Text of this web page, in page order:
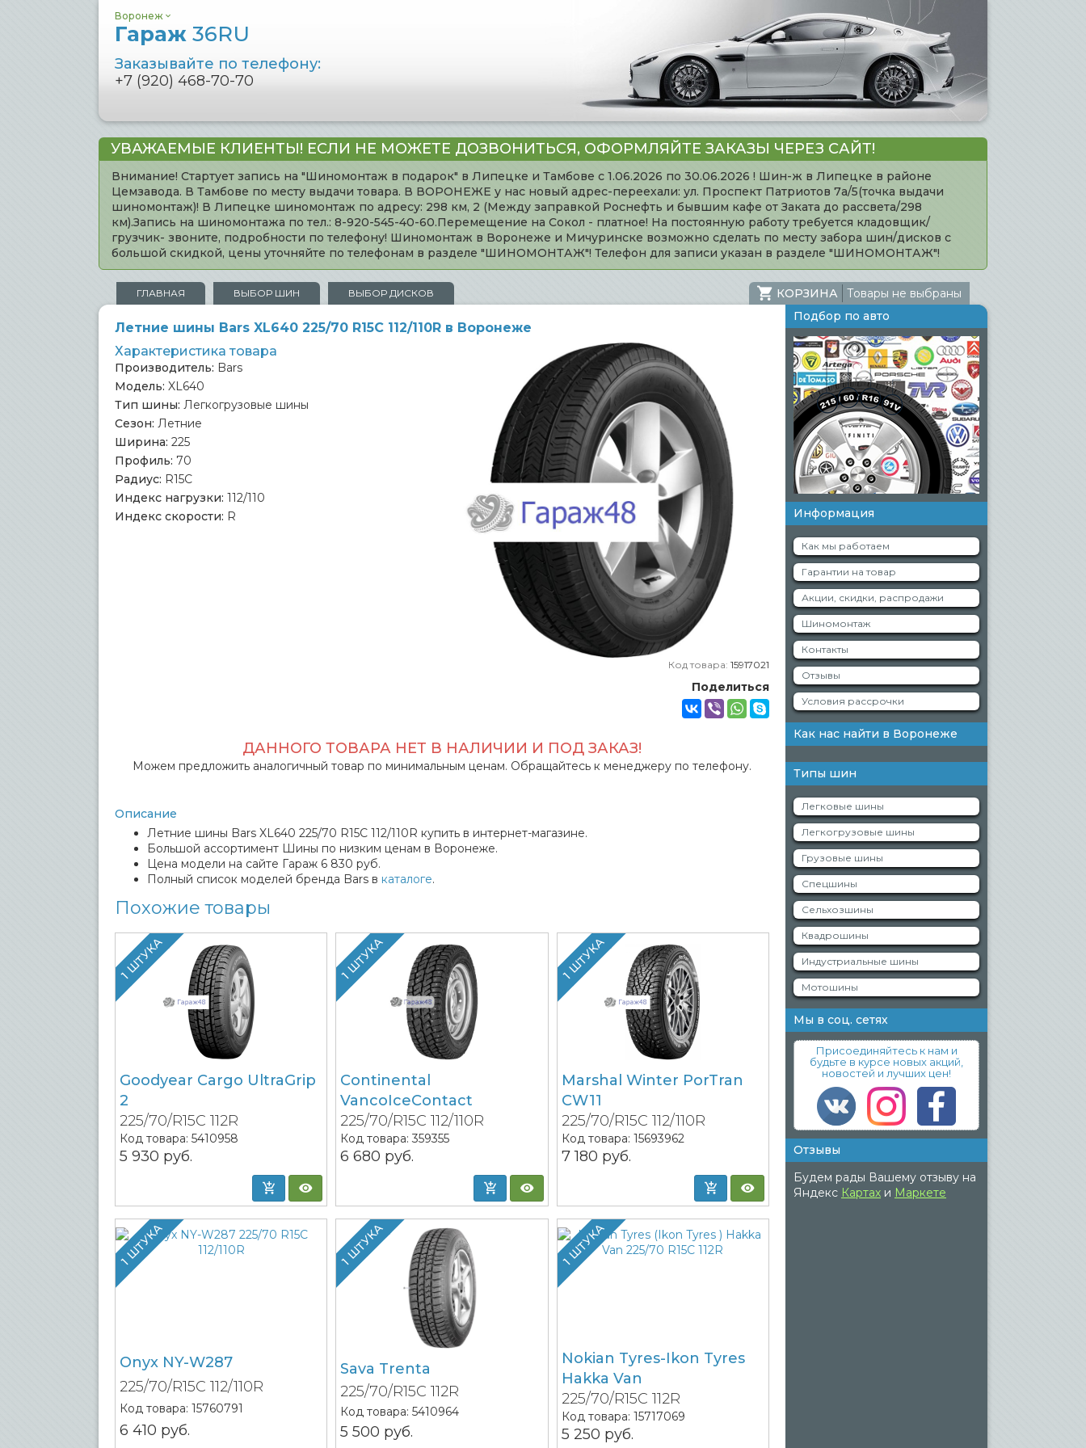
Воронеж
Гараж 36RU
Заказывайте по телефону:
+7 (920) 468-70-70
УВАЖАЕМЫЕ КЛИЕНТЫ! ЕСЛИ НЕ МОЖЕТЕ ДОЗВОНИТЬСЯ, ОФОРМЛЯЙТЕ ЗАКАЗЫ ЧЕРЕЗ САЙТ!
Внимание! Стартует запись на "Шиномонтаж в подарок" в Липецке и Тамбове с 1.06.2026 по 30.06.2026 ! Шин-ж в Липецке в районе
Цемзавода. В Тамбове по месту выдачи товара. В ВОРОНЕЖЕ у нас новый адрес-переехали: ул. Проспект Патриотов 7а/5(точка выдачи
шиномонтаж)! В Липецке шиномонтаж по адресу: 298 км, 2 (Между заправкой Роснефть и бывшим кафе от Заката до рассвета/298
км).Запись на шиномонтажа по тел.: 8-920-545-40-60.Перемещение на Сокол - платное! На постоянную работу требуется кладовщик/
грузчик- звоните, подробности по телефону! Шиномонтаж в Воронеже и Мичуринске возможно сделать по месту забора шин/дисков с
большой скидкой, цены уточняйте по телефонам в разделе "ШИНОМОНТАЖ"! Телефон для записи указан в разделе "ШИНОМОНТАЖ"!
ГЛАВНАЯ ВЫБОР ШИН ВЫБОР ДИСКОВ КОРЗИНА Товары не выбраны
Летние шины Bars XL640 225/70 R15C 112/110R в Воронеже
Характеристика товара
Производитель: Bars
Модель: XL640
Тип шины: Легкогрузовые шины
Сезон: Летние
Ширина: 225
Профиль: 70
Радиус: R15C
Индекс нагрузки: 112/110
Индекс скорости: R
Код товара: 15917021
Поделиться
ДАННОГО ТОВАРА НЕТ В НАЛИЧИИ И ПОД ЗАКАЗ!
Можем предложить аналогичный товар по минимальным ценам. Обращайтесь к менеджеру по телефону.
Описание
Летние шины Bars XL640 225/70 R15C 112/110R купить в интернет-магазине.
Большой ассортимент Шины по низким ценам в Воронеже.
Цена модели на сайте Гараж 6 830 руб.
Полный список моделей бренда Bars в каталоге.
Похожие товары
1 ШТУКА
Goodyear Cargo UltraGrip
2
225/70/R15C 112R
Код товара: 5410958
5 930 руб.
1 ШТУКА
Continental
VancoIceContact
225/70/R15C 112/110R
Код товара:359355
6 680 руб.
1 ШТУКА
Marshal Winter PorTran
CW11
225/70/R15C 112/110R
Код товара: 15693962
7 180 руб.
1 ШТУКА
Onyx NY-W287
225/70/R15C 112/110R
Код товара: 15760791
6 410 руб.
1 ШТУКА
Sava Trenta
225/70/R15C 112R
Код товара:5410964
5 500 руб.
1 ШТУКА
Nokian Tyres-Ikon Tyres
Hakka Van
225/70/R15C 112R
Код товара: 15717069
5 250 руб.
Подбор по авто
Информация
Как мы работаем
Гарантии на товар
Акции, скидки, распродажи
Шиномонтаж
Контакты
Отзывы
Условия рассрочки
Как нас найти в Воронеже
Типы шин
Легковые шины
Легкогрузовые шины
Грузовые шины
Спецшины
Сельхозшины
Квадрошины
Индустриальные шины
Мотошины
Мы в соц. сетях
Присоединяйтесь к нам и
будьте в курсе новых акций,
новостей и лучших цен!
Отзывы
Будем рады Вашему отзыву на
Яндекс Картах и Маркете